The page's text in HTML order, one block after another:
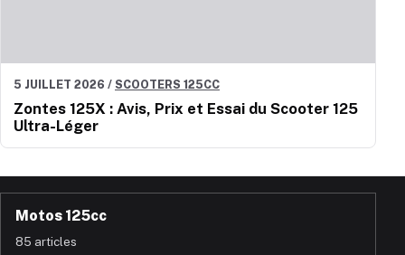
5 JUILLET 2026 / SCOOTERS 125CC
Zontes 125X : Avis, Prix et Essai du Scooter 125
Ultra-Léger
Motos 125cc
85 articles